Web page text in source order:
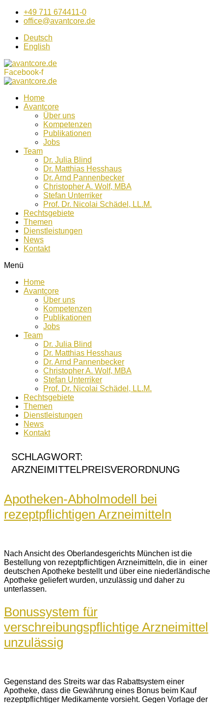
+49 711 674411-0
office@avantcore.de
Deutsch
English
Facebook-f
Home
Avantcore
Über uns
Kompetenzen
Publikationen
Jobs
Team
Dr. Julia Blind
Dr. Matthias Hesshaus
Dr. Arnd Pannenbecker
Christopher A. Wolf, MBA
Stefan Unterriker
Prof. Dr. Nicolai Schädel, LL.M.
Rechtsgebiete
Themen
Dienstleistungen
News
Kontakt
Menü
Home
Avantcore
Über uns
Kompetenzen
Publikationen
Jobs
Team
Dr. Julia Blind
Dr. Matthias Hesshaus
Dr. Arnd Pannenbecker
Christopher A. Wolf, MBA
Stefan Unterriker
Prof. Dr. Nicolai Schädel, LL.M.
Rechtsgebiete
Themen
Dienstleistungen
News
Kontakt
SCHLAGWORT:
ARZNEIMITTELPREISVERORDNUNG
Apotheken-Abholmodell bei
rezeptpflichtigen Arzneimitteln
Nach Ansicht des Oberlandesgerichts München ist die
Bestellung von rezeptpflichtigen Arzneimitteln, die in einer
deutschen Apotheke bestellt und über eine niederländische
Apotheke geliefert wurden, unzulässig und daher zu
unterlassen.
Bonussystem für
verschreibungspflichtige Arzneimittel
unzulässig
Gegenstand des Streits war das Rabattsystem einer
Apotheke, dass die Gewährung eines Bonus beim Kauf
rezeptpflichtiger Medikamente vorsieht. Gegen Vorlage der